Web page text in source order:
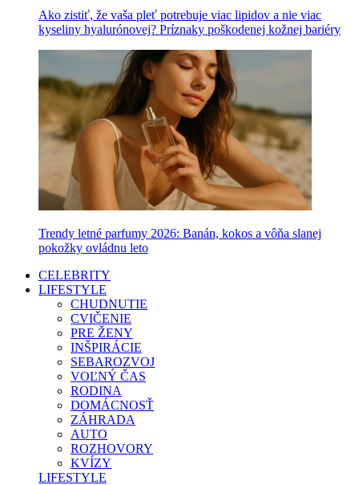
Ako zistiť, že vaša pleť potrebuje viac lipidov a nie viac
kyseliny hyalurónovej? Príznaky poškodenej kožnej bariéry
Trendy letné parfumy 2026: Banán, kokos a vôňa slanej
pokožky ovládnu leto
CELEBRITY
LIFESTYLE
CHUDNUTIE
CVIČENIE
PRE ŽENY
INŠPIRÁCIE
SEBAROZVOJ
VOĽNÝ ČAS
RODINA
DOMÁCNOSŤ
ZÁHRADA
AUTO
ROZHOVORY
KVÍZY
LIFESTYLE